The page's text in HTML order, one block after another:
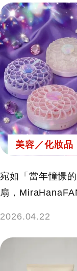
美容／化妝品
宛如「當年憧憬
扇，
2026.04.22